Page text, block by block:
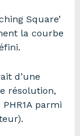
Square’
la courbe
d’une
résolution,
parmi